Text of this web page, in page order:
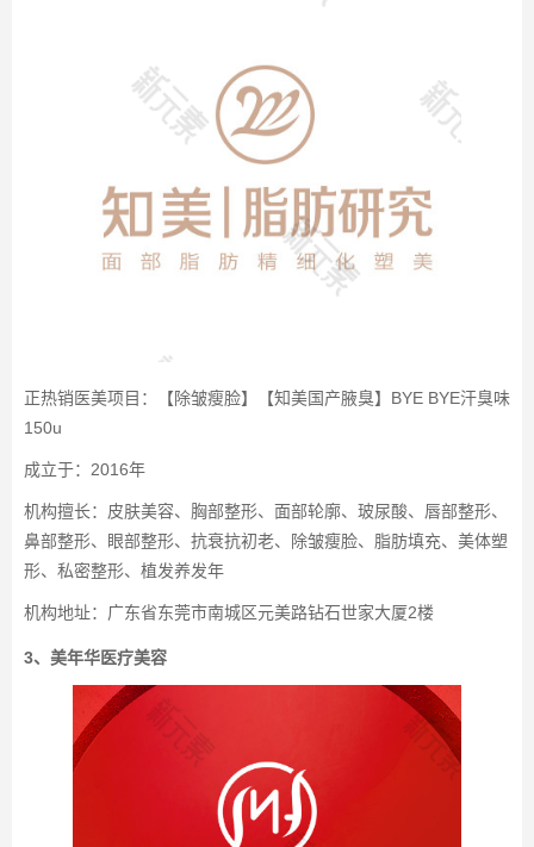
正热销医美项目：【除皱瘦脸】【知美国产腋臭】BYE BYE汗臭味
150u
成立于：2016年
机构擅长：皮肤美容、胸部整形、面部轮廓、玻尿酸、唇部整形、
鼻部整形、眼部整形、抗衰抗初老、除皱瘦脸、脂肪填充、美体塑
形、私密整形、植发养发年
机构地址：广东省东莞市南城区元美路钻石世家大厦2楼
3、美年华医疗美容